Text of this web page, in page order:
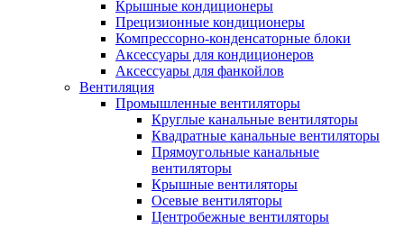
Крышные кондиционеры
Прецизионные кондиционеры
Компрессорно-конденсаторные блоки
Аксессуары для кондиционеров
Аксессуары для фанкойлов
Вентиляция
Промышленные вентиляторы
Круглые канальные вентиляторы
Квадратные канальные вентиляторы
Прямоугольные канальные
вентиляторы
Крышные вентиляторы
Осевые вентиляторы
Центробежные вентиляторы